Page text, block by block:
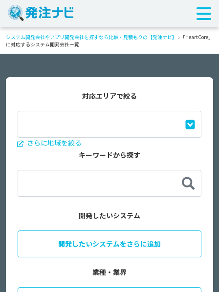
システム開発会社やアプリ開発会社を探すなら比較・見積もりの【発注ナビ】 › 「HeartCore」
に対応するシステム開発会社一覧
対応エリアで絞る
さらに地域を絞る
キーワードから探す
開発したいシステム
開発したいシステムをさらに追加
業種・業界